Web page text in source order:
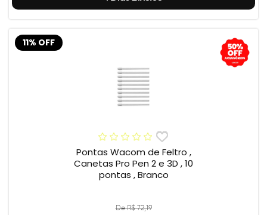
11% OFF
Pontas Wacom de Feltro ,
Canetas Pro Pen 2 e 3D , 10
pontas , Branco
De R$ 72,19